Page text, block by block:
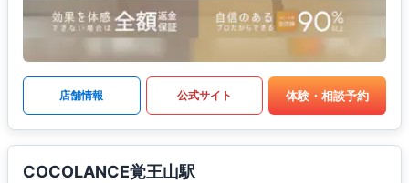
店舗情報 公式サイト 体験・相談予約
COCOLANCE覚王山駅